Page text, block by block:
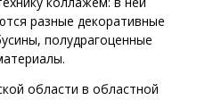
разные декоративные
полудрагоценные
области в областной